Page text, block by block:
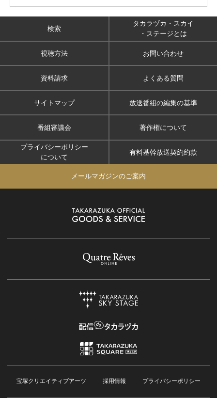
検索
タカラヅカ・スカイ
・ステージとは
視聴方法 お問い合わせ
資料請求 よくある質問
サイトマップ 放送番組の編集の基準
番組審議会 著作権について
プライバシーポリシー
について
有料基幹放送契約約款
メールマガジンのご案内
宝塚クリエイティブアーツ 採用情報 プライバシーポリシー